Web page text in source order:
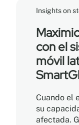
de
desafío
espacios
integridad
Insights on
con el
móvil
Cuando el
su
afectada.